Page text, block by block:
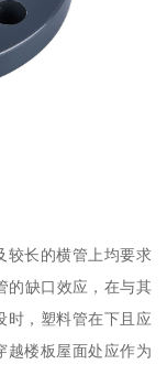
较长的横管上均要求
的缺口效应，在与其
时，塑料管在下且应
越楼板屋面处应作为